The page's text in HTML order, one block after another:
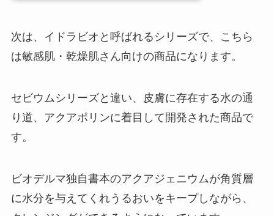
次は、イドラビオと呼ばれるシリーズで、こちら
は敏感肌・乾燥肌さん向けの商品になります。
セビウムシリーズと違い、皮膚に存在する水の通
り道、アクアポリンに着目して開発された商品で
す。
ビオデルマ独自書本のアクアジェニウムが角質層
に水分を与えてくれうるおいをキープしながら、